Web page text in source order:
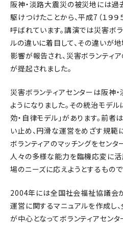
阪神・淡路大震災の被災地には過
駆けつけたことから、平成7（１９９
呼ばれています。講演では災害ボ
ルの違いに着目して、その違いが
影響が報告され、災害ボランティ
が提起されました。
災害ボランティアセンターは阪神
ようになりました。その統治モデル
効・自律モデル」があります。前
い止め、円滑な運営をめざす規範
ボランティアのマッチングをセンタ
人々の多様な能力を臨機応変に活
場のニーズに応えようとするもので
2004年には全国社会福祉協議会
運営に関するマニュアルを作成し
が中心となってボランティアセン